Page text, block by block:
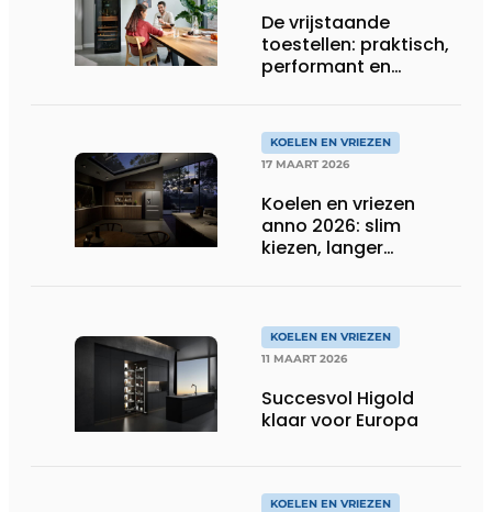
De vrijstaande
toestellen: praktisch,
performant en
KOELEN EN VRIEZEN
17 MAART 2026
Koelen en vriezen
anno 2026: slim
kiezen, langer
KOELEN EN VRIEZEN
11 MAART 2026
Succesvol Higold
klaar voor Europa
KOELEN EN VRIEZEN